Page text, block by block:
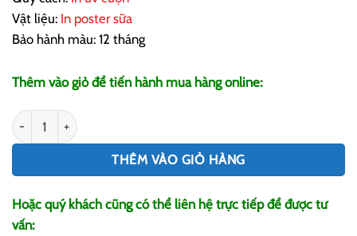
Vật liệu: In poster sữa
Bảo hành màu: 12 tháng
Thêm vào giỏ để tiến hành mua hàng online:
In Poster Sữa Giá Rẻ số lượng
THÊM VÀO GIỎ HÀNG
Hoặc quý khách cũng có thể liên hệ trực tiếp để được tư
vấn: